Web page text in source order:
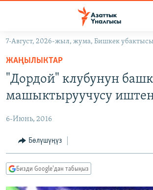
Навигацияга
өтүңүз
Издөөгө
салыңыз
КЫРГЫЗСТАН
КЫРГЫЗСТАН
ЭКОНОМИКА
МАДАНИЯТ
ДҮЙНӨ
БОРБОР АЗИЯ
АТАЙЫН ИЛИКТӨӨ
ТВ ПРОГРАММАЛАР
ЭКСПЕРТТЕР ТАЛДАЙТ
ӨЗГӨЧӨ ПИКИР
7-Август, 2026-жыл, жума, Бишкек
ЖАҢЫЛЫКТАР
"Дордой" клубунун
машыктыруучусу
6-Июнь, 2016
Бөлүшүңүз
Бизди Google'дан табыңыз